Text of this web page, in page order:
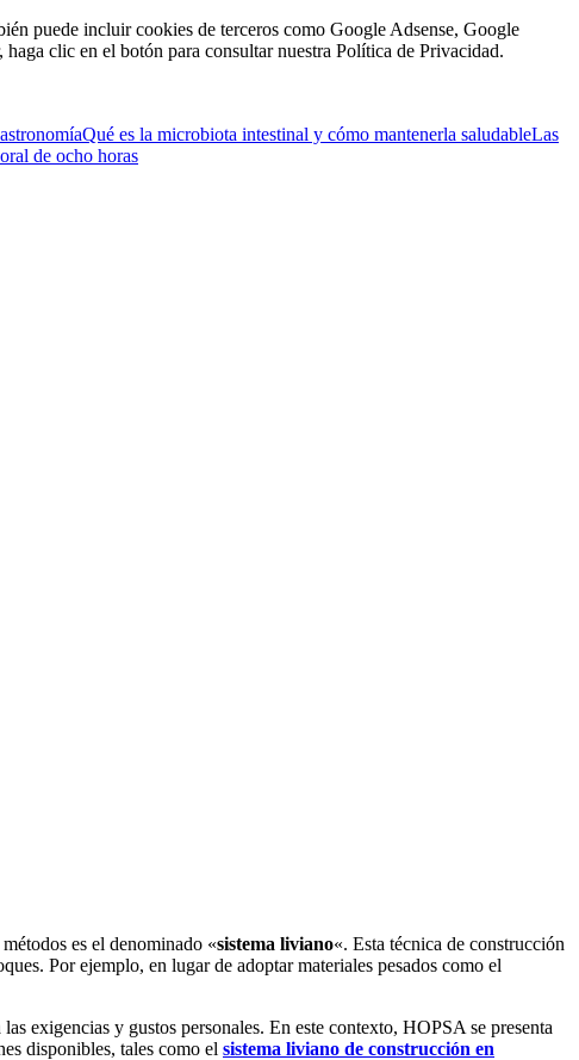
puede incluir cookies de terceros como Google Adsense, Google
clic en el botón para consultar nuestra Política de Privacidad.
Qué es la microbiota intestinal y cómo mantenerla saludableLas
de ocho horas
es el denominado «sistema liviano«. Esta técnica de construcción
Por ejemplo, en lugar de adoptar materiales pesados como el
exigencias y gustos personales. En este contexto, HOPSA se presenta
disponibles, tales como el sistema liviano de construcción en